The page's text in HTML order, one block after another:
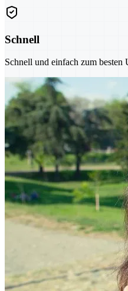
Schnell
Schnell und einfach zum besten